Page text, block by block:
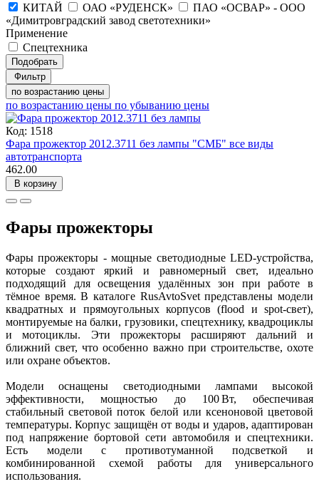
КИТАЙ
ОАО «РУДЕНСК»
ПАО «ОСВАР» - ООО
«Димитровградский завод светотехники»
Применение
Спецтехника
Подобрать
Фильтр
по возрастанию цены
по возрастанию цены по убыванию цены
Код: 1518
Фара прожектор 2012.3711 без лампы "СМБ" все виды
автотранспорта
462.00
В корзину
Фары прожекторы
Фары прожекторы - мощные светодиодные LED-устройства,
которые создают яркий и равномерный свет, идеально
подходящий для освещения удалённых зон при работе в
тёмное время. В каталоге RusAvtoSvet представлены модели
квадратных и прямоугольных корпусов (flood и spot-свет),
монтируемые на балки, грузовики, спецтехнику, квадроциклы
и мотоциклы. Эти прожекторы расширяют дальний и
ближний свет, что особенно важно при строительстве, охоте
или охране объектов.
Модели оснащены светодиодными лампами высокой
эффективности, мощностью до 100 Вт, обеспечивая
стабильный световой поток белой или ксеноновой цветовой
температуры. Корпус защищён от воды и ударов, адаптирован
под напряжение бортовой сети автомобиля и спецтехники.
Есть модели с противотуманной подсветкой и
комбинированной схемой работы для универсального
использования.